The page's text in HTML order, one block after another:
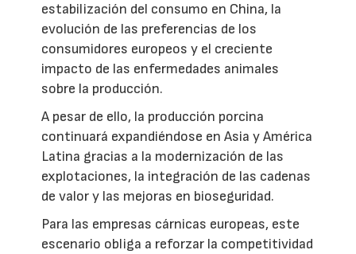
estabilización del consumo en China, la
evolución de las preferencias de los
consumidores europeos y el creciente
impacto de las enfermedades animales
sobre la producción.
A pesar de ello, la producción porcina
continuará expandiéndose en Asia y América
Latina gracias a la modernización de las
explotaciones, la integración de las cadenas
de valor y las mejoras en bioseguridad.
Para las empresas cárnicas europeas, este
escenario obliga a reforzar la competitividad